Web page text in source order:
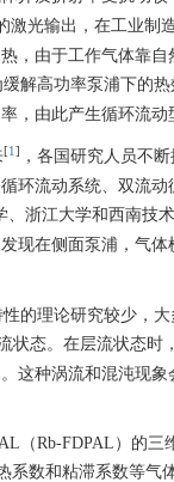
光输出，在工业制
，由于工作气体靠
解高功率泵浦下的
，由此产生循环流动
[1 ]
，各国研究人员不
环流动系统、双流
、浙江大学和西南技
现在侧面泵浦，气
的理论研究较少，
状态。在层流状态
这种涡流和混沌现
（Rb-FDPAL）的
数和粘滞系数等气